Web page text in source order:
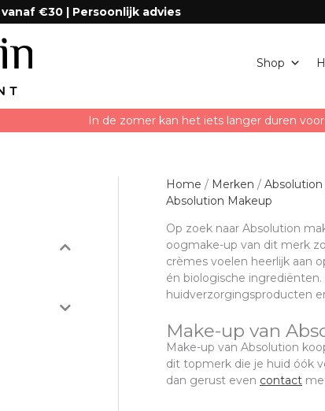
€30 | Persoonlijk advies
Shop
In de zomer kan het iets langer duren
Home / Merken / Absolution
Absolution Makeup
Op zoek naar Absolution
oogmake-up van dit merk
crèmes voelen heerlijk aan
én biologische
huidverzorgingsproducten
Make-up van
Make-up van Absolution
dit topmerk die je huid óók
dan gerust even contact